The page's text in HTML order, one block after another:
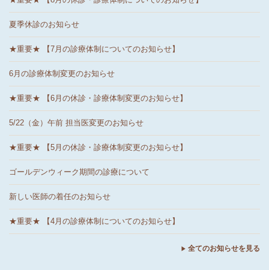
夏季休診のお知らせ
★重要★ 【7月の診療体制についてのお知らせ】
6月の診療体制変更のお知らせ
★重要★ 【6月の休診・診療体制変更のお知らせ】
5/22（金）午前 担当医変更のお知らせ
★重要★ 【5月の休診・診療体制変更のお知らせ】
ゴールデンウィーク期間の診療について
新しい医師の着任のお知らせ
★重要★ 【4月の診療体制についてのお知らせ】
全てのお知らせを見る